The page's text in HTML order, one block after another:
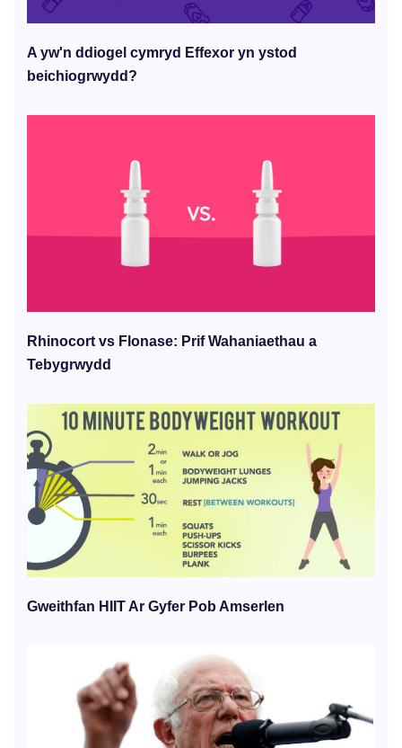
A yw'n ddiogel cymryd Effexor yn ystod
beichiogrwydd?
Rhinocort vs Flonase: Prif Wahaniaethau a
Tebygrwydd
Gweithfan HIIT Ar Gyfer Pob Amserlen